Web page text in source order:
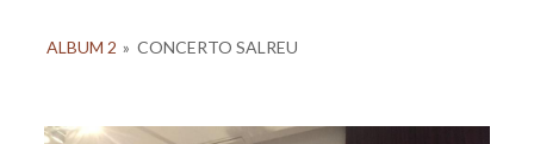
ALBUM 2 » CONCERTO SALREU